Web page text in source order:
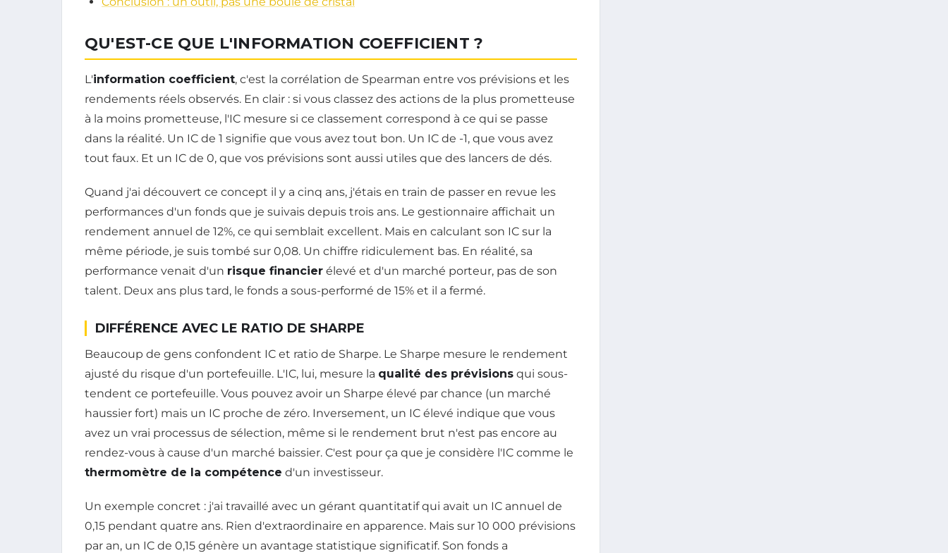
QU'EST-CE QUE L'INFORMATION COEFFICIENT ?
L'information coefficient, c'est la corrélation de Spearman entre vos prévisions et les
rendements réels observés. En clair : si vous classez des actions de la plus prometteuse
à la moins prometteuse, l'IC mesure si ce classement correspond à ce qui se passe
dans la réalité. Un IC de 1 signifie que vous avez tout bon. Un IC de -1, que vous avez
tout faux. Et un IC de 0, que vos prévisions sont aussi utiles que des lancers de dés.
Quand j'ai découvert ce concept il y a cinq ans, j'étais en train de passer en revue les
performances d'un fonds que je suivais depuis trois ans. Le gestionnaire affichait un
rendement annuel de 12%, ce qui semblait excellent. Mais en calculant son IC sur la
même période, je suis tombé sur 0,08. Un chiffre ridiculement bas. En réalité, sa
performance venait d'un risque financier élevé et d'un marché porteur, pas de son
talent. Deux ans plus tard, le fonds a sous-performé de 15% et il a fermé.
DIFFÉRENCE AVEC LE RATIO DE SHARPE
Beaucoup de gens confondent IC et ratio de Sharpe. Le Sharpe mesure le rendement
ajusté du risque d'un portefeuille. L'IC, lui, mesure la qualité des prévisions qui sous-
tendent ce portefeuille. Vous pouvez avoir un Sharpe élevé par chance (un marché
haussier fort) mais un IC proche de zéro. Inversement, un IC élevé indique que vous
avez un vrai processus de sélection, même si le rendement brut n'est pas encore au
rendez-vous à cause d'un marché baissier. C'est pour ça que je considère l'IC comme le
thermomètre de la compétence d'un investisseur.
Un exemple concret : j'ai travaillé avec un gérant quantitatif qui avait un IC annuel de
0,15 pendant quatre ans. Rien d'extraordinaire en apparence. Mais sur 10 000 prévisions
par an, un IC de 0,15 génère un avantage statistique significatif. Son fonds a